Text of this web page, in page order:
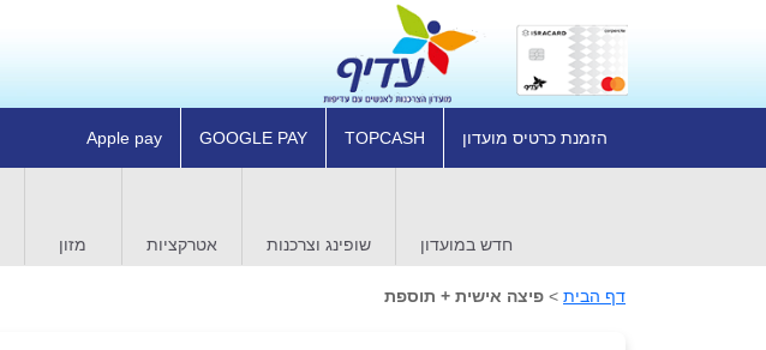
הזמנת כרטיס מועדון TOPCASH
GOOGLE PAY
Apple pay
חדש במועדון שופינג וצרכנות אטרקציות מזון
דף הבית > פיצה אישית + תוספת